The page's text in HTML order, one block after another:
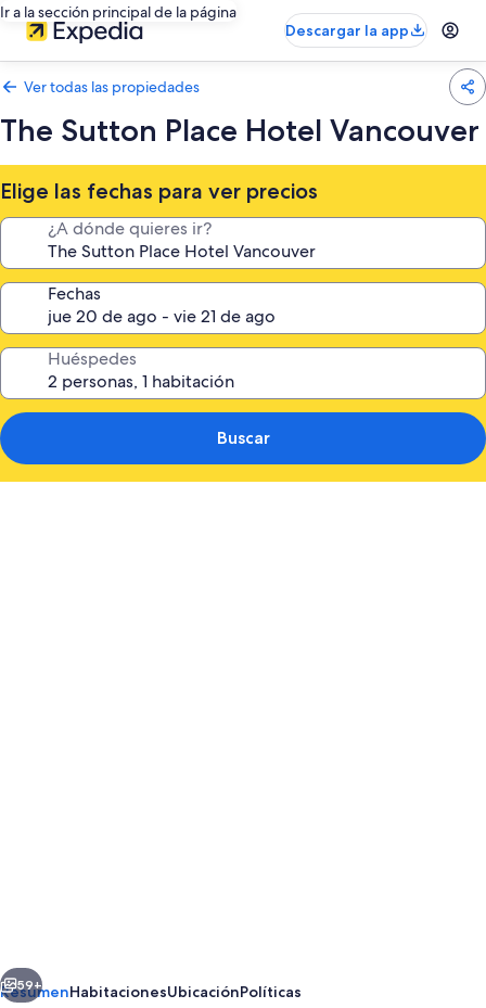
Ir a la sección principal de la página
Descargar la app
Ver todas las propiedades
The Sutton Place Hotel Vancouver
Elige las fechas para ver precios
¿A dónde quieres ir?
Fechas
Huéspedes
Buscar
Vancouver
Siguiente
59+
ResumenHabitacionesUbicaciónPolíticas